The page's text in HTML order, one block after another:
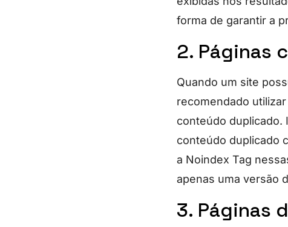
forma de garantir a
2. Páginas
Quando um site
recomendado
conteúdo duplicado.
conteúdo duplicado
a Noindex Tag
apenas uma versão
3. Páginas